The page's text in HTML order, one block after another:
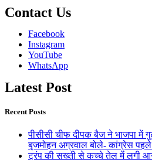
Contact Us
Facebook
Instagram
YouTube
WhatsApp
Latest Post
Recent Posts
पीसीसी चीफ दीपक बैज ने भाजपा में
बृजमोहन अग्रवाल बोले- कांग्रेस
ट्रंप की सख्ती से कच्चे तेल में लगी